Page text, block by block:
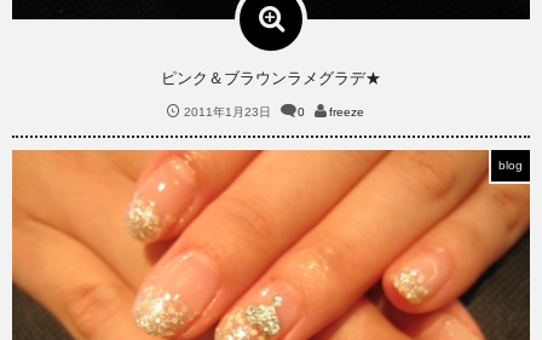
ピンク＆ブラウンラメグラデ★
2011年1月23日 0 freeze
blog